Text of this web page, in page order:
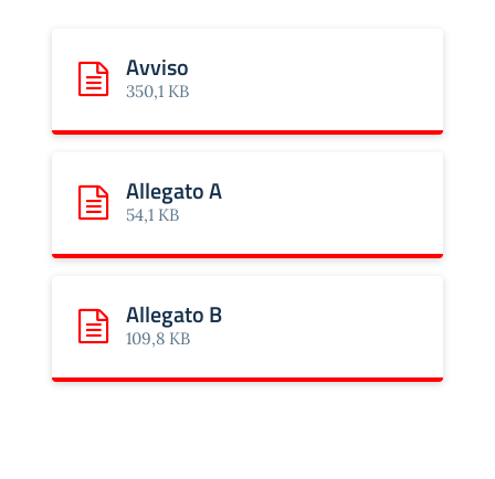
Scarica: Avviso
Avviso
350,1 KB
Scarica: Allegato A
Allegato A
54,1 KB
Scarica: Allegato B
Allegato B
109,8 KB